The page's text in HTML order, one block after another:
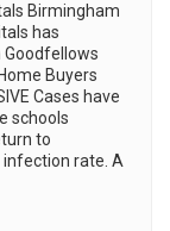
Birmingham
has
Goodfellows
Buyers
Cases have
schools
to
rate. A